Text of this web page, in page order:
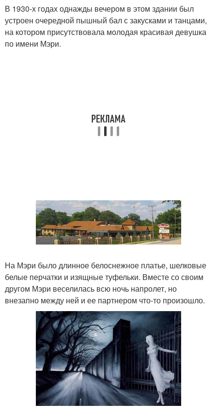
В 1930-х годах однажды вечером в этом здании был
устроен очередной пышный бал с закусками и танцами,
на котором присутствовала молодая красивая девушка
по имени Мэри.
На Мэри было длинное белоснежное платье, шелковые
белые перчатки и изящные туфельки. Вместе со своим
другом Мэри веселилась всю ночь напролет, но
внезапно между ней и ее партнером что-то произошло.